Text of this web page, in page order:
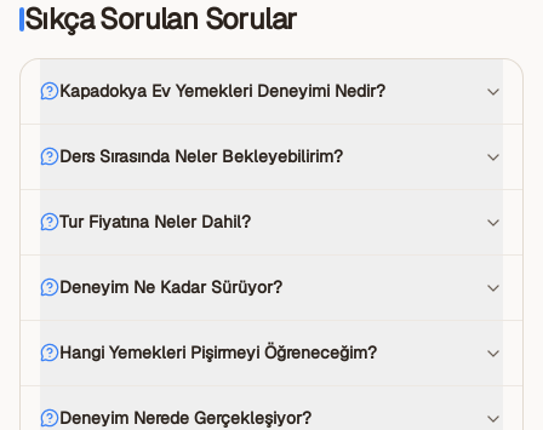
Sıkça Sorulan Sorular
Kapadokya Ev Yemekleri Deneyimi Nedir?
Ders Sırasında Neler Bekleyebilirim?
Tur Fiyatına Neler Dahil?
Deneyim Ne Kadar Sürüyor?
Hangi Yemekleri Pişirmeyi Öğreneceğim?
Deneyim Nerede Gerçekleşiyor?